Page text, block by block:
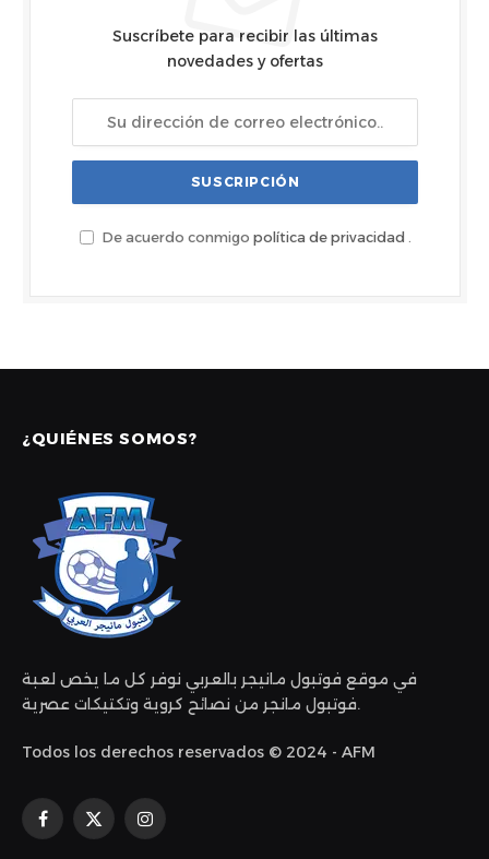
Suscríbete para recibir las últimas
novedades y ofertas
De acuerdo conmigo política de privacidad .
¿QUIÉNES SOMOS?
في موقع فوتبول مانيجر بالعربي نوفر كل ما يخص لعبة
فوتبول مانجر من نصائح كروية وتكتيكات عصرية.
Todos los derechos reservados © 2024 - AFM
Facebook
X
Instagram